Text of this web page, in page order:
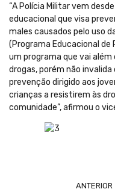
“A Polícia Militar vem
educacional que visa
males causados pelo uso
(Programa Educacional de
um programa que vai
drogas, porém não
prevenção dirigido aos
crianças a resistirem às
comunidade”, afirmou o
ANTERIOR